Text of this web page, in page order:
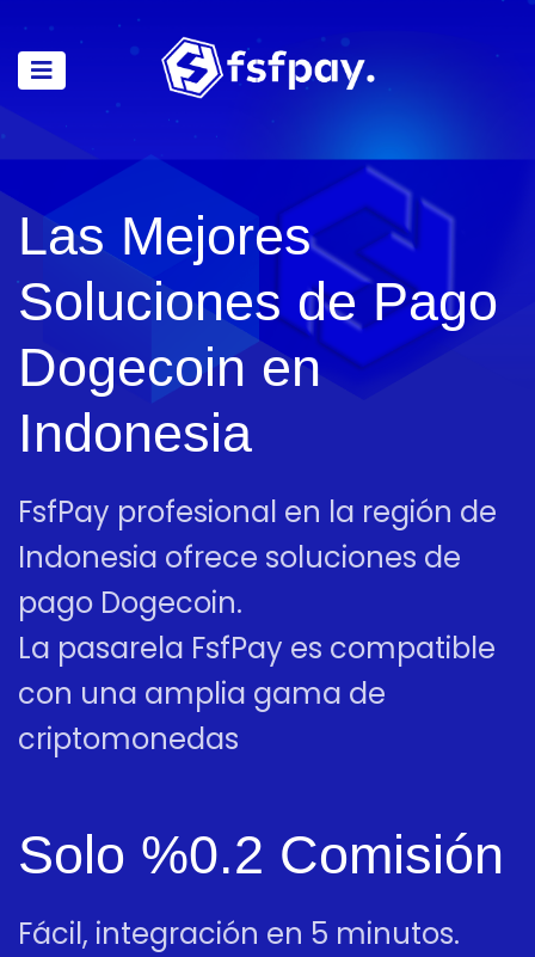
Las Mejores
Soluciones de Pago
Dogecoin en
Indonesia
FsfPay profesional en la región de
Indonesia ofrece soluciones de
pago Dogecoin.
La pasarela FsfPay es compatible
con una amplia gama de
criptomonedas
Solo %0.2 Comisión
Fácil, integración en 5 minutos.